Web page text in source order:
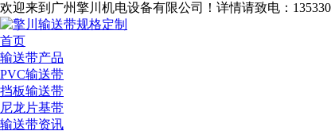
欢迎来到广州擎川机电设备有限公司！ 详情请致电：
首页
输送带产品
PVC输送带
挡板输送带
尼龙片基带
输送带资讯